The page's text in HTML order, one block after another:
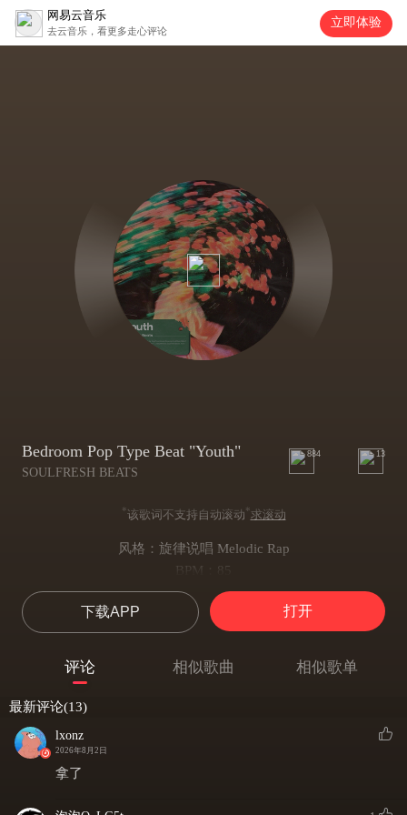
网易云音乐
去云音乐，看更多走心评论
立即体验
Bedroom Pop Type Beat "Youth"
SOULFRESH BEATS
884 13
*该歌词不支持自动滚动*求滚动
风格：旋律说唱 Melodic Rap
BPM：85
KEY：
-音名：A
-调号：♯
-调式：Major
Beat说明：This beat is produced by Nigh7
未经过购买/允许擅自使用一律视为侵权处理
Beat Maker : SOULFRESH BEATS
下载APP 打开
评论 相似歌曲 相似歌单
最新评论(13)
lxonz
2026年8月2日
拿了